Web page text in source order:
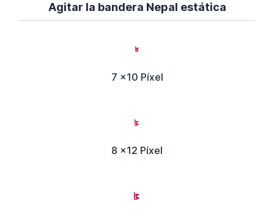
Agitar la bandera Nepal estática
7 x10 Píxel
8 x12 Píxel